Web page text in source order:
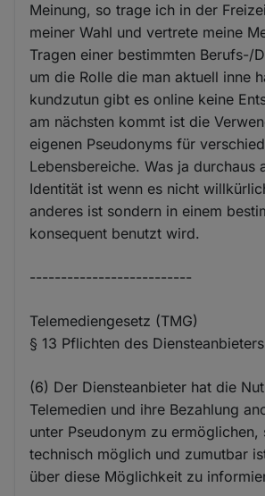
Meinung, so trage ich in der
meiner Wahl und vertrete meine
Tragen einer bestimmten Berufs-/
um die Rolle die man aktuell inne
kundzutun gibt es online keine
am nächsten kommt ist die
eigenen Pseudonyms für
Lebensbereiche. Was ja durchaus
Identität ist wenn es nicht
anderes ist sondern in einem
konsequent benutzt wird.
--------------------------
Telemediengesetz (TMG)
§ 13 Pflichten des Diensteanbieters
(6) Der Diensteanbieter hat die
Telemedien und ihre Bezahlung
unter Pseudonym zu ermöglichen,
technisch möglich und zumutbar
über diese Möglichkeit zu